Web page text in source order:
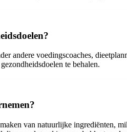
andere voedingscoaches,
te behalen.
van natuurlijke ingrediënten,